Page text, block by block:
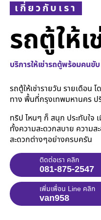
เกี่ยวกับเรา
รถตู้ให้เ
บริการให้เช่ารถตู้พร้อมคนขั
รถตู้ให้เช่ารายวัน รายเดือน
ทาง พื้นที่กรุงเทพมหานคร
ทริป ไหนๆ ก็ สนุก ประทับใจ
ทั้งความสะดวกสบาย ความ
สะดวกต่างๆอย่างครบครัน
ติดต่อเรา คลิก
081-875-2547
เพิ่มเพื่อน Line คลิก
van958